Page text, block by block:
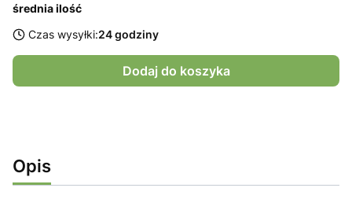
średnia ilość
Czas wysyłki:24 godziny
Dodaj do koszyka
Opis